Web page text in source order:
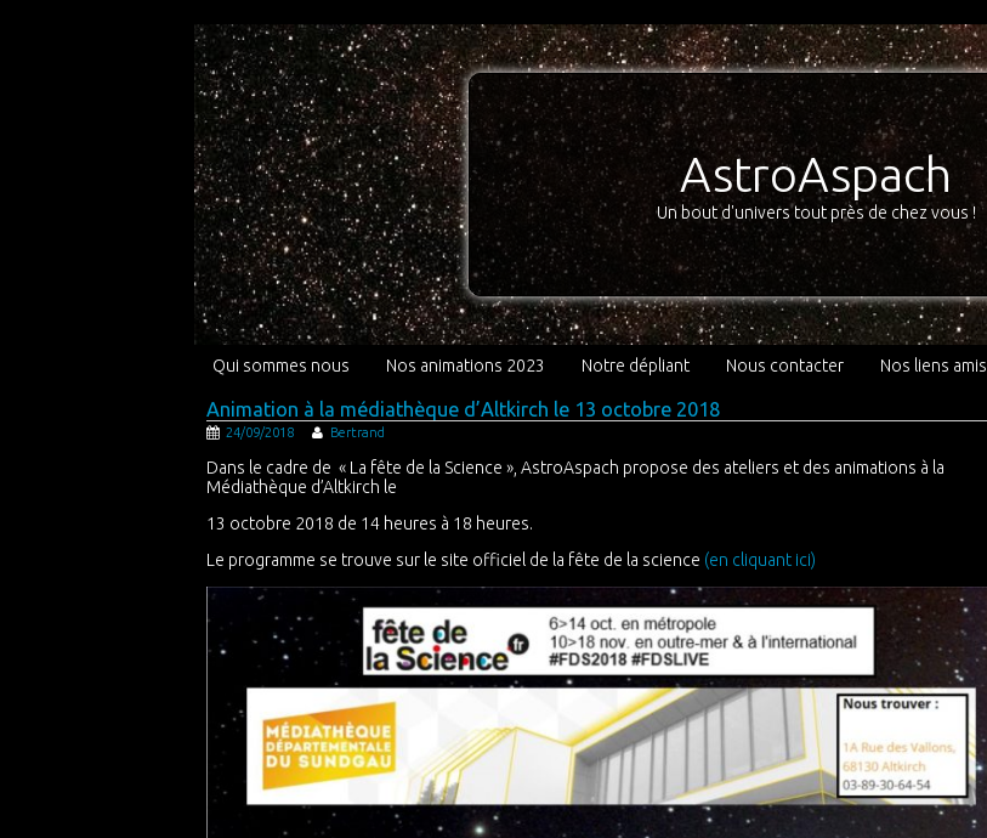
AstroAspach
Un bout d'univers tout près de chez vous !
Qui sommes nous Nos animations 2023 Notre dépliant Nous contacter Nos liens amis
Animation à la médiathèque d’Altkirch le 13 octobre 2018
24/09/2018 Bertrand
Dans le cadre de « La fête de la Science », AstroAspach propose des ateliers et des animations à la
Médiathèque d’Altkirch le
13 octobre 2018 de 14 heures à 18 heures.
Le programme se trouve sur le site officiel de la fête de la science (en cliquant ici)